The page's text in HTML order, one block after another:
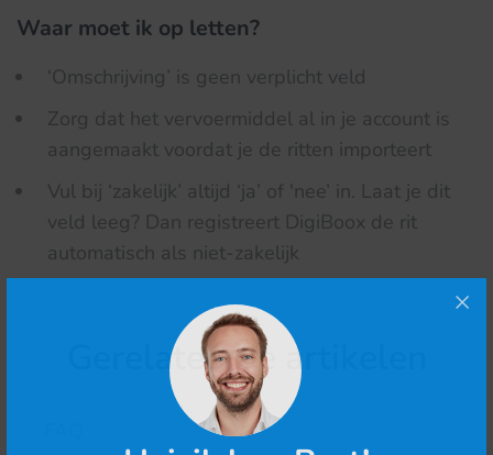
Waar moet ik op letten?
‘Omschrijving’ is geen verplicht veld
Zorg dat het vervoermiddel al in je account is
aangemaakt voordat je de ritten importeert
Vul bij ‘zakelijk’ altijd ‘ja’ of 'nee’ in. Laat je dit
veld leeg? Dan registreert DigiBoox de rit
automatisch als niet-zakelijk
Gerelateerde artikelen